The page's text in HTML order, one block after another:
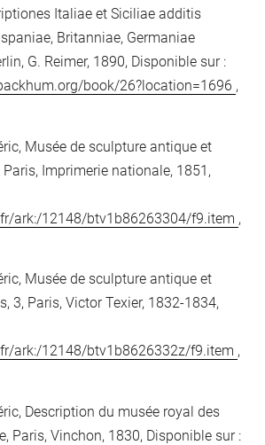
Italiae et Siciliae additis
Britanniae, Germaniae
G. Reimer, 1890, Disponible sur :
book/26?location=1696 ,
Musée de sculpture antique et
Paris, Imprimerie nationale, 1851,
ark:/12148/btv1b86263304/f9.item ,
Musée de sculpture antique et
3, Paris, Victor Texier, 1832-1834,
ark:/12148/btv1b8626332z/f9.item ,
Description du musée royal des
Paris, Vinchon, 1830, Disponible sur :